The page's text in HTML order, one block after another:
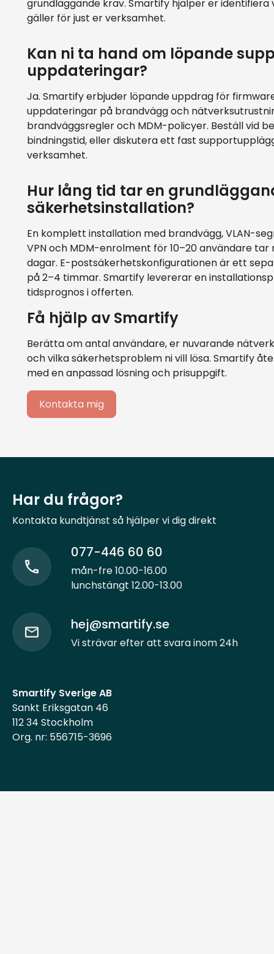
grundläggande krav. Smartify hjälper er identifiera
gäller för just er verksamhet.
Kan ni ta hand om löpande
uppdateringar?
Ja. Smartify erbjuder löpande uppdrag för
uppdateringar på brandvägg och
brandväggsregler och MDM-policyer. Beställ vid
bindningstid, eller diskutera ett fast
verksamhet.
Hur lång tid tar en
säkerhetsinstallation?
En komplett installation med brandvägg, VLAN-
VPN och MDM-enrolment för 10–20 användare tar
dagar. E-postsäkerhetskonfigurationen är ett
på 2–4 timmar. Smartify levererar en
tidsprognos i offerten.
Få hjälp av Smartify
Berätta om antal användare, er nuvarande
och vilka säkerhetsproblem ni vill lösa. Smartify
med en anpassad lösning och prisuppgift.
Kontakta mig
Har du frågor?
Kontakta kundtjänst så hjälper vi dig direkt
077-446 60 60
mån-fre 10.00-16.00
lunchstängt 12.00-13.00
hej@smartify.se
Vi strävar efter att svara inom 24h
Smartify Sverige AB
Sankt Eriksgatan 46
112 34 Stockholm
Org. nr: 556715-3696